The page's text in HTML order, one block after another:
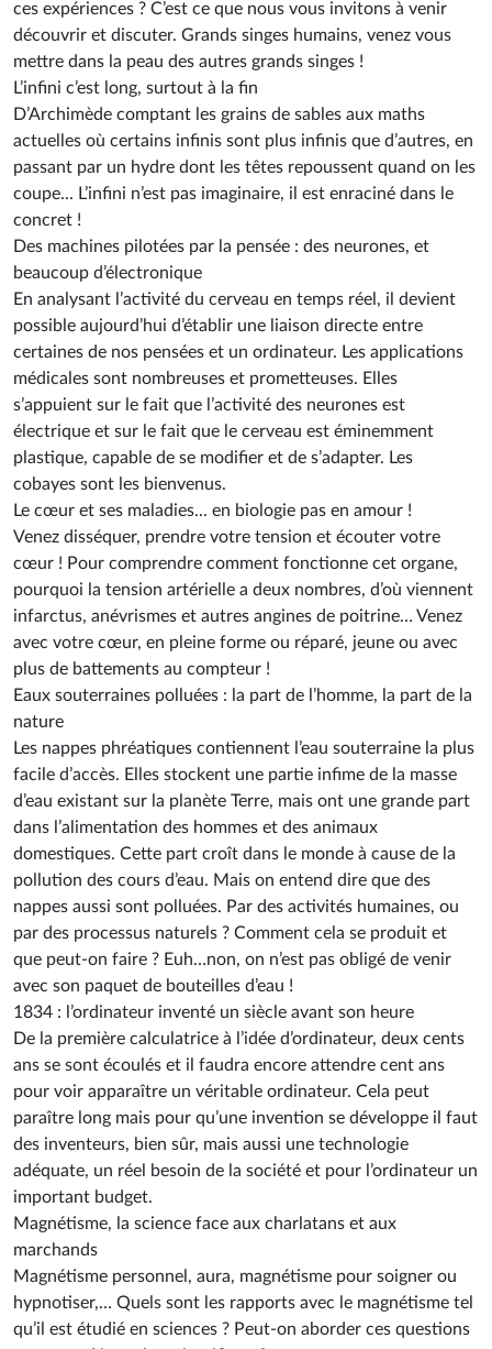
ces expériences ? C’est ce que nous vous invitons à venir
découvrir et discuter. Grands singes humains, venez vous
mettre dans la peau des autres grands singes !
L’infini c’est long, surtout à la fin
D’Archimède comptant les grains de sables aux maths
actuelles où certains infinis sont plus infinis que d’autres, en
passant par un hydre dont les têtes repoussent quand on les
coupe... L’infini n’est pas imaginaire, il est enraciné dans le
concret !
Des machines pilotées par la pensée : des neurones, et
beaucoup d’électronique
En analysant l’activité du cerveau en temps réel, il devient
possible aujourd’hui d’établir une liaison directe entre
certaines de nos pensées et un ordinateur. Les applications
médicales sont nombreuses et prometteuses. Elles
s’appuient sur le fait que l’activité des neurones est
électrique et sur le fait que le cerveau est éminemment
plastique, capable de se modifier et de s’adapter. Les
cobayes sont les bienvenus.
Le cœur et ses maladies... en biologie pas en amour !
Venez disséquer, prendre votre tension et écouter votre
cœur ! Pour comprendre comment fonctionne cet organe,
pourquoi la tension artérielle a deux nombres, d’où viennent
infarctus, anévrismes et autres angines de poitrine… Venez
avec votre cœur, en pleine forme ou réparé, jeune ou avec
plus de battements au compteur !
Eaux souterraines polluées : la part de l’homme, la part de la
nature
Les nappes phréatiques contiennent l’eau souterraine la plus
facile d’accès. Elles stockent une partie infime de la masse
d’eau existant sur la planète Terre, mais ont une grande part
dans l’alimentation des hommes et des animaux
domestiques. Cette part croît dans le monde à cause de la
pollution des cours d’eau. Mais on entend dire que des
nappes aussi sont polluées. Par des activités humaines, ou
par des processus naturels ? Comment cela se produit et
que peut-on faire ? Euh…non, on n’est pas obligé de venir
avec son paquet de bouteilles d’eau !
1834 : l’ordinateur inventé un siècle avant son heure
De la première calculatrice à l’idée d’ordinateur, deux cents
ans se sont écoulés et il faudra encore attendre cent ans
pour voir apparaître un véritable ordinateur. Cela peut
paraître long mais pour qu’une invention se développe il faut
des inventeurs, bien sûr, mais aussi une technologie
adéquate, un réel besoin de la société et pour l’ordinateur un
important budget.
Magnétisme, la science face aux charlatans et aux
marchands
Magnétisme personnel, aura, magnétisme pour soigner ou
hypnotiser,… Quels sont les rapports avec le magnétisme tel
qu’il est étudié en sciences ? Peut-on aborder ces questions